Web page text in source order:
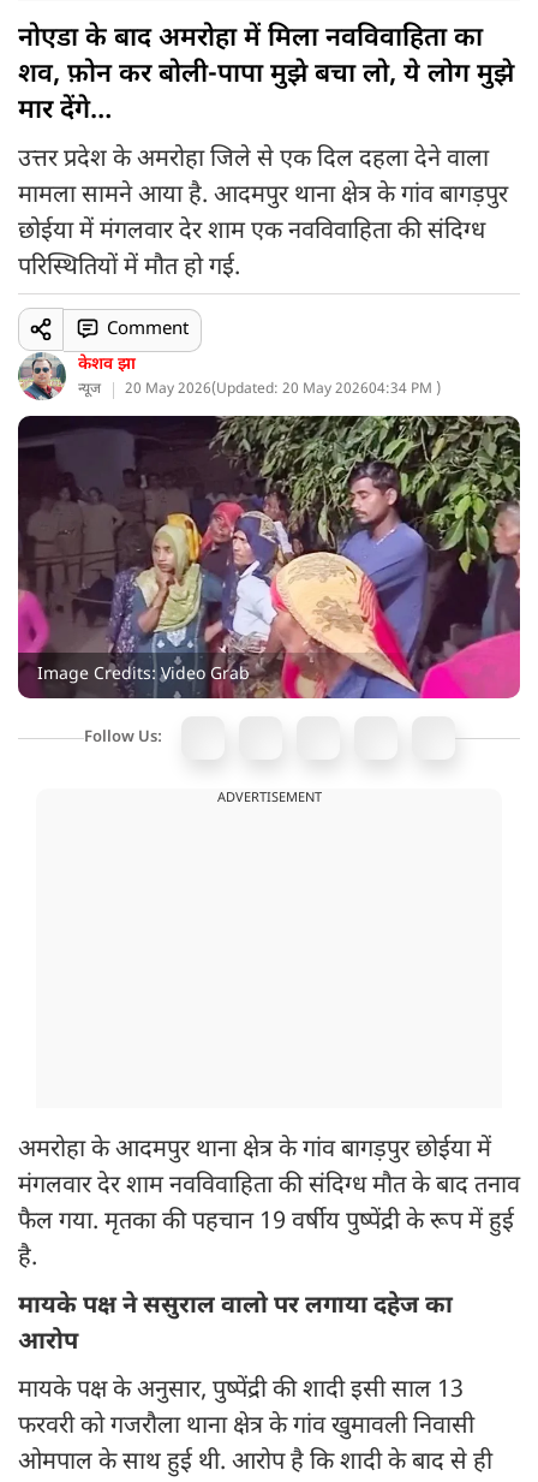
नोएडा के बाद अमरोहा में मिला नवविवाहिता का
शव, फ़ोन कर बोली-पापा मुझे बचा लो, ये लोग मुझे
मार देंगे…
उत्तर प्रदेश के अमरोहा जिले से एक दिल दहला देने वाला
मामला सामने आया है. आदमपुर थाना क्षेत्र के गांव बागड़पुर
छोईया में मंगलवार देर शाम एक नवविवाहिता की संदिग्ध
परिस्थितियों में मौत हो गई.
केशव झा
न्यूज 20 May 2026(Updated: 20 May 202604:34 PM )
Comment
Image Credits: Video Grab
Follow Us:
ADVERTISEMENT
अमरोहा के आदमपुर थाना क्षेत्र के गांव बागड़पुर छोईया में
मंगलवार देर शाम नवविवाहिता की संदिग्ध मौत के बाद तनाव
फैल गया. मृतका की पहचान 19 वर्षीय पुष्पेंद्री के रूप में हुई
है.
मायके पक्ष ने ससुराल वालो पर लगाया दहेज का
आरोप
मायके पक्ष के अनुसार, पुष्पेंद्री की शादी इसी साल 13
फरवरी को गजरौला थाना क्षेत्र के गांव खुमावली निवासी
ओमपाल के साथ हुई थी. आरोप है कि शादी के बाद से ही